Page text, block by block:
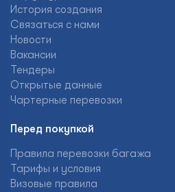
История создания
Связаться с нами
Новости
Вакансии
Тендеры
Открытые данные
Чартерные перевозки
Перед покупкой
Правила перевозки багажа
Тарифы и условия
Визовые правила